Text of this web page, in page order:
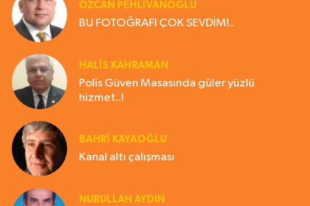
ÖZCAN PEHLİVANOĞLU
BU FOTOĞRAFI ÇOK SEVDİM!..
HALIS KAHRAMAN
Polis Güven Masasında güler yüzlü
hizmet..!
BAHRI KAYAOĞLU
Kanal altı çalışması
NURULLAH AYDIN